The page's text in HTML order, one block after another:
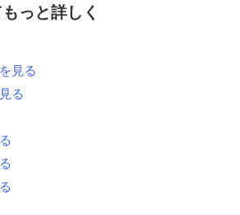
っと詳しく
見る
る